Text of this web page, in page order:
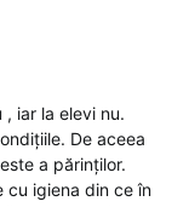
iar la elevi nu.
De aceea
a părinților.
cu igiena din ce în